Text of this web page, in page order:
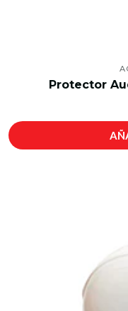
Protector